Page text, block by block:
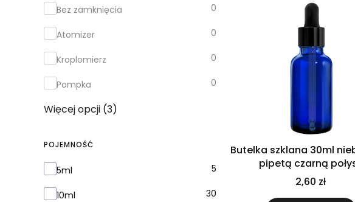
Bez zamknięcia 0
Atomizer 0
Kroplomierz 0
Pompka 0
Więcej opcji (3)
POJEMNOŚĆ
Pojemność
5ml 5
10ml 30
Butelka szklana 30ml
pipetą czarną
2,60 zł